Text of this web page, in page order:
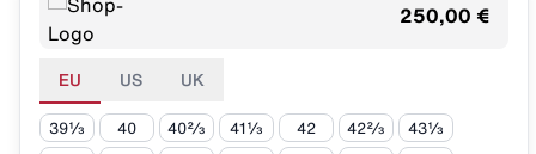
250,00 €
EU US UK
39⅓ 40 40⅔ 41⅓ 42 42⅔ 43⅓